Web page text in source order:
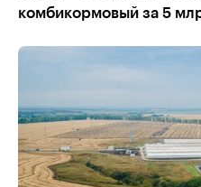
комбикормовый за 5